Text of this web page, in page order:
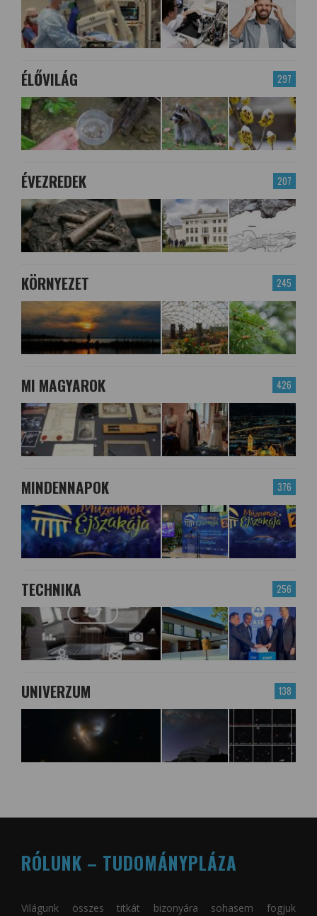
297
ÉLŐVILÁG
207
ÉVEZREDEK
245
KÖRNYEZET
426
MI MAGYAROK
376
MINDENNAPOK
256
TECHNIKA
138
UNIVERZUM
RÓLUNK – TUDOMÁNYPLÁZA
Világunk összes titkát bizonyára sohasem fogjuk